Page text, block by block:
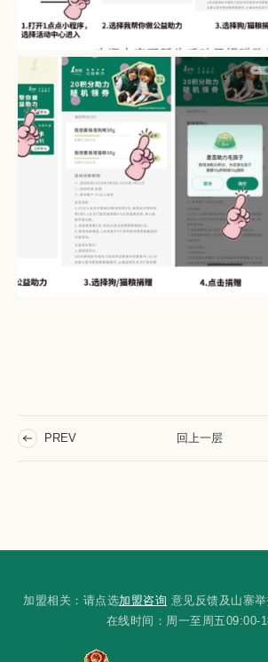
PREV 回上一层
加盟相关：请点选加盟咨询 意见反馈及山寨
在线时间：周一至周五09:00-